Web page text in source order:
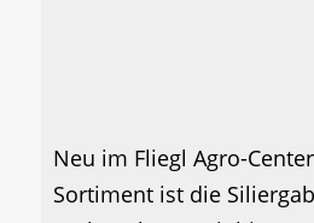
Neu im Fliegl Agro-
Sortiment ist die